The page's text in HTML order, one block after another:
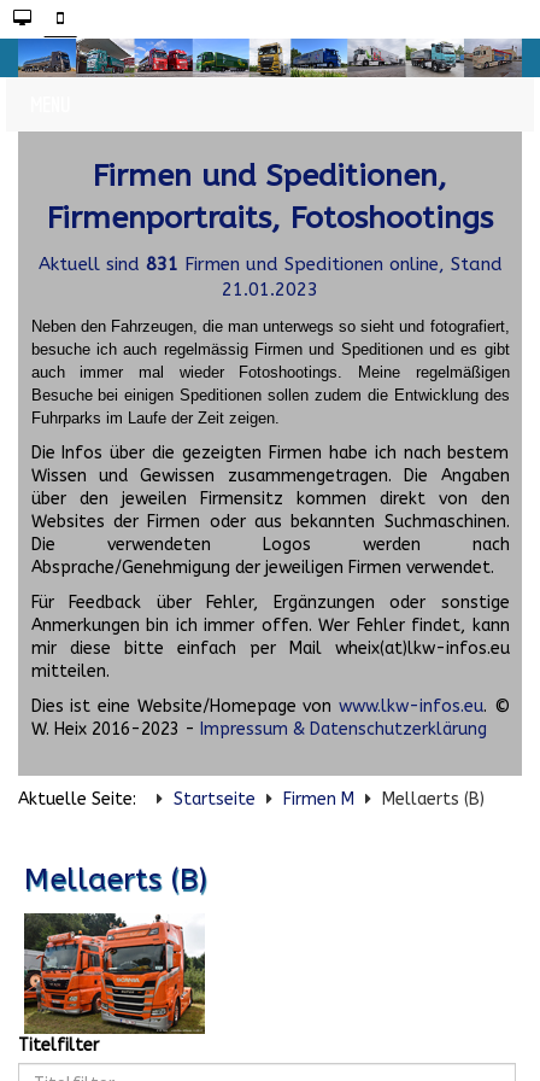
Firmen und Speditionen,
Firmenportraits, Fotoshootings
Aktuell sind 831 Firmen und Speditionen online, Stand
21.01.2023
Neben den Fahrzeugen, die man unterwegs so sieht und fotografiert,
besuche ich auch regelmässig Firmen und Speditionen und es gibt
auch immer mal wieder Fotoshootings.
Meine regelmäßigen
Besuche bei einigen Speditionen sollen zudem die Entwicklung des
Fuhrparks im Laufe der Zeit zeigen.
Die Infos über die gezeigten Firmen habe ich nach bestem
Wissen und Gewissen zusammengetragen. Die Angaben
über den jeweilen Firmensitz kommen direkt von den
Websites der Firmen oder aus bekannten Suchmaschinen.
Die verwendeten Logos werden nach
Absprache/Genehmigung der jeweiligen Firmen verwendet.
Für Feedback über Fehler, Ergänzungen oder sonstige
Anmerkungen bin ich immer offen. Wer Fehler findet, kann
mir diese bitte einfach per Mail wheix(at)lkw-infos.eu
mitteilen.
Dies ist eine Website/Homepage von www.lkw-infos.eu. ©
W. Heix 2016-2023 - Impressum & Datenschutzerklärung
Aktuelle Seite: Startseite Firmen M Mellaerts (B)
Mellaerts (B)
Titelfilter